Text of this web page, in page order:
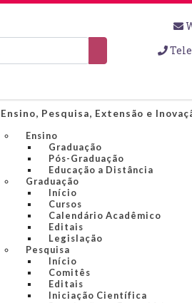
Ensino, Pesquisa, Extensão e
Ensino
Graduação
Pós-Graduação
Educação a Distância
Graduação
Início
Cursos
Calendário Acadêmico
Editais
Legislação
Pesquisa
Início
Comitês
Editais
Iniciação Científica